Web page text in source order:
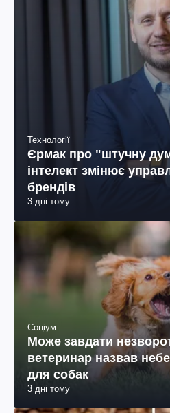
Технології
Єрмак про "штучну
інтелект змінює
брендів
3 дні тому
Соціум
Може завдати
ветеринар назвав
для собак
3 дні тому